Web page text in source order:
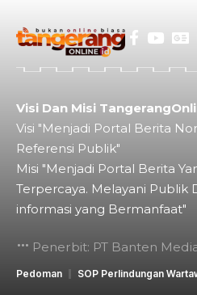
Visi Dan Misi
Visi "Menjadi Portal Berita
Referensi Publik"
Misi "Menjadi Portal Berita
Terpercaya. Melayani Publik
informasi yang Bermanfaat"
Penerbit: PT Banten
Pedoman SOP Perlindungan